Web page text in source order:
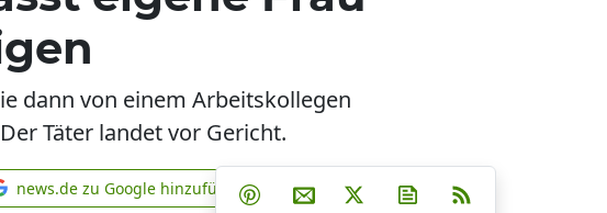
dann von einem Arbeitskollegen
Täter landet vor Gericht.
news.de zu Google hinzufügen
news.de zu Google hinzufügen Teilen auf Facebook
Teilen auf Whatsapp
Teilen auf Telegram
Teilen auf Pinterest
Per E-Mail teilen
Post auf XNewsletter